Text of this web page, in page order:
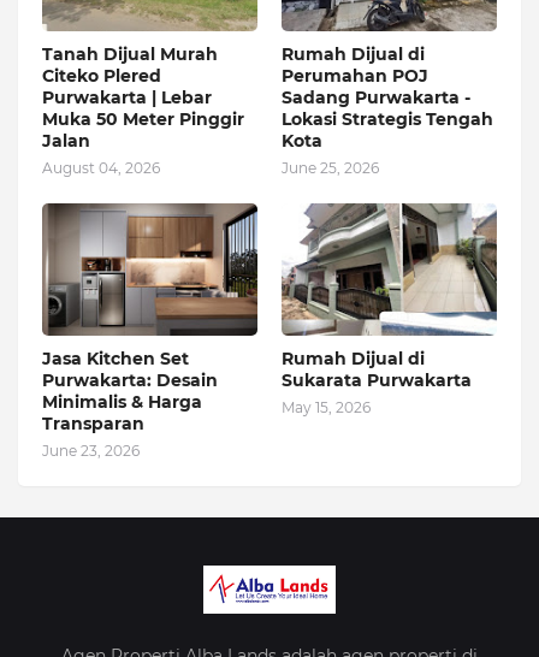
Tanah Dijual Murah
Citeko Plered
Purwakarta | Lebar
Muka 50 Meter Pinggir
Jalan
August 04, 2026
Rumah Dijual di
Perumahan POJ
Sadang Purwakarta -
Lokasi Strategis Tengah
Kota
June 25, 2026
Jasa Kitchen Set
Purwakarta: Desain
Minimalis & Harga
Transparan
June 23, 2026
Rumah Dijual di
Sukarata Purwakarta
May 15, 2026